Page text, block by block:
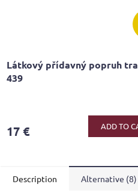
Látkový přídavný popruh
439
17 € ADD TO
Description Alternative (8)